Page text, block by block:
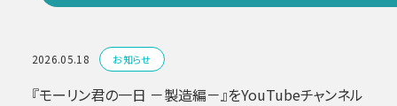
2026.05.18 お知らせ
『モーリン君の一日 －製造編－』をYouTubeチャンネル